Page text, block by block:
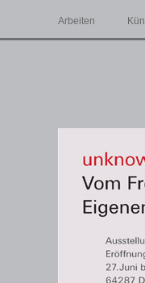
Arbeiten